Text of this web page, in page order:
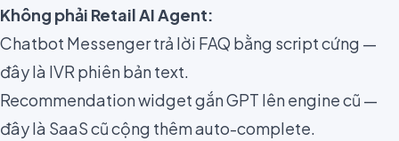
Không phải Retail AI Agent:
Chatbot Messenger trả lời FAQ bằng script cứng —
đây là IVR phiên bản text.
Recommendation widget gắn GPT lên engine cũ —
đây là SaaS cũ cộng thêm auto-complete.